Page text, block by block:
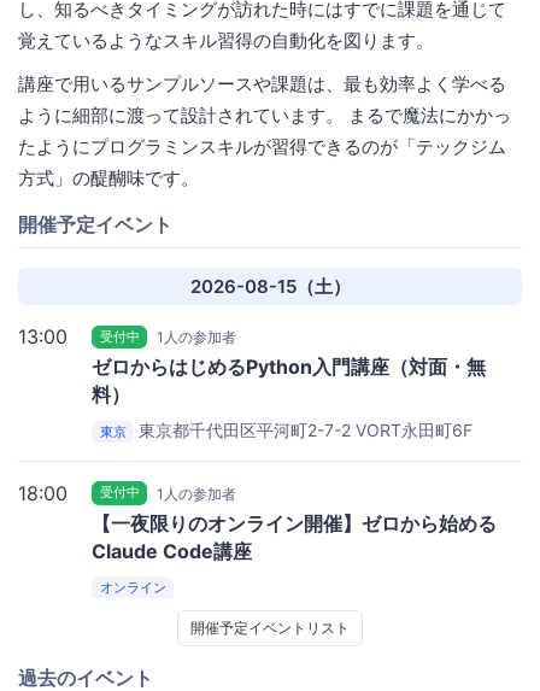
し、知るべきタイミングが訪れた時にはすでに課題を通じて
覚えているようなスキル習得の自動化を図ります。
講座で用いるサンプルソースや課題は、最も効率よく学べる
ように細部に渡って設計されています。 まるで魔法にかかっ
たようにプログラミンスキルが習得できるのが「テックジム
方式」の醍醐味です。
開催予定イベント
2026-08-15（土）
13:00 受付中 1人の参加者
ゼロからはじめるPython入門講座（対面・無
料）
東京 東京都千代田区平河町2-7-2 VORT永田町6F
18:00 受付中 1人の参加者
【一夜限りのオンライン開催】ゼロから始める
Claude Code講座
オンライン
開催予定イベントリスト
過去のイベント